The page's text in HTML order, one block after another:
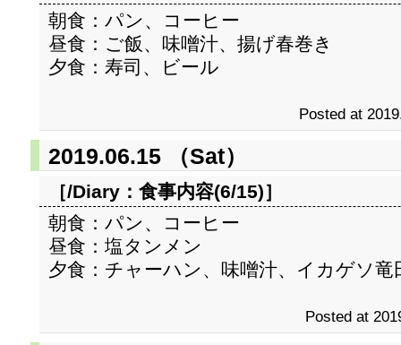
朝食：パン、コーヒー
昼食：ご飯、味噌汁、揚げ春巻き
夕食：寿司、ビール
Posted at
2019.06.15 （Sat）
［/Diary： 食事内容(6/15)］
朝食：パン、コーヒー
昼食：塩タンメン
夕食：チャーハン、味噌汁、イカゲソ竜
Posted at